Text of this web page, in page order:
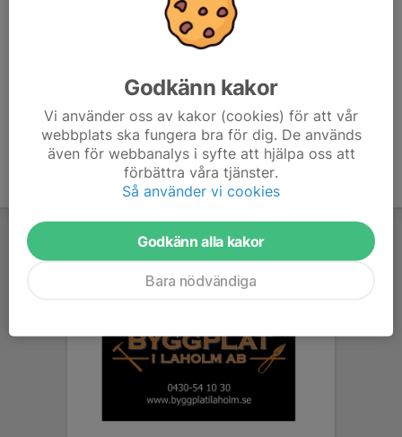
idaaspberg@hotmail.com
073-994 45 23Godkänn kakor
Vi använder oss av kakor (cookies) för att vår
webbplats ska fungera bra för dig. De används
även för webbanalys i syfte att hjälpa oss att
förbättra våra tjänster.
Så använder vi cookies
Godkänn alla kakor
Bara nödvändiga